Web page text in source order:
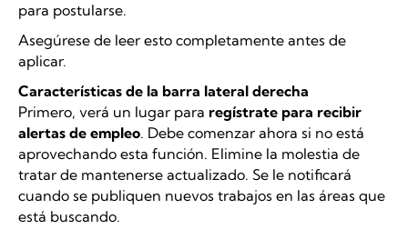
para postularse.
Asegúrese de leer esto completamente antes de
aplicar.
Características de la barra lateral derecha
Primero, verá un lugar para regístrate para recibir
alertas de empleo. Debe comenzar ahora si no está
aprovechando esta función. Elimine la molestia de
tratar de mantenerse actualizado. Se le notificará
cuando se publiquen nuevos trabajos en las áreas que
está buscando.